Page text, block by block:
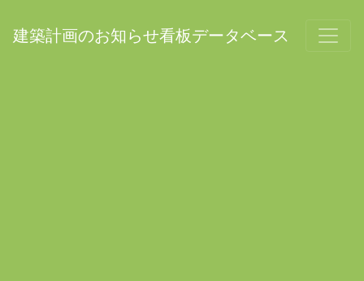
建築計画のお知らせ看板データベース